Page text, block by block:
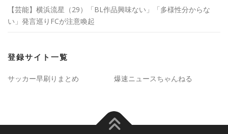
【芸能】横浜流星（29）「BL作品興味ない」「多様性分からな
い」発言巡りFCが注意喚起
登録サイト一覧
サッカー早刷りまとめ 爆速ニュースちゃんねる